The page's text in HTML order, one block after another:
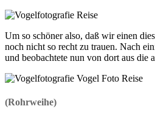
Um so schöner also, daß wir einen
noch nicht so recht zu trauen. Nach
und beobachtete nun von dort aus
(Rohrweihe)